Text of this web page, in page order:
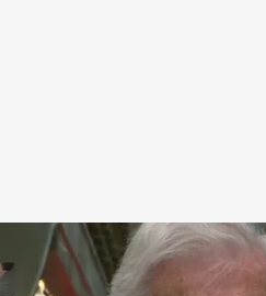
Mario Vargas Llosa, escritor.cuatro.com